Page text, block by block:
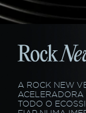
A ROCK NEW
ACELERADORA
TODO O